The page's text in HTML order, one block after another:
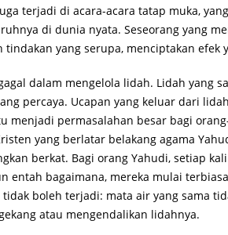
terjadi di acara-acara tatap muka,
di dunia nyata. Seseorang yang
yang serupa, menciptakan efek
dalam mengelola lidah. Lidah yang
percaya. Ucapan yang keluar dari
permasalahan besar bagi
yang berlatar belakang agama
berkat. Bagi orang Yahudi, setiap
entah bagaimana, mereka mulai
boleh terjadi: mata air yang sama
atau mengendalikan lidahnya.